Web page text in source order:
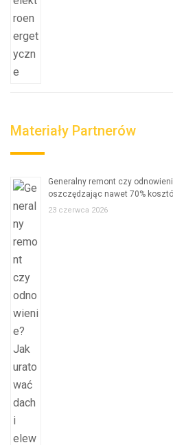
Materiały Partnerów
Generalny remont czy
oszczędzając nawet 70%
23 czerwca 2026